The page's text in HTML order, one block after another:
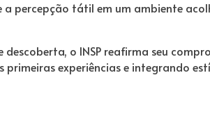
percepção tátil em um ambiente
o INSP reafirma seu
experiências e integrando